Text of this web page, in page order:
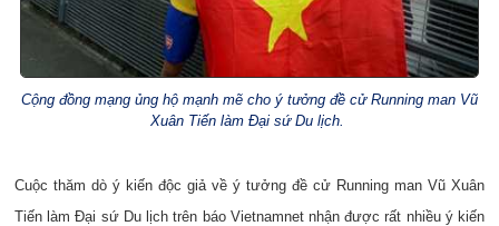
Cộng đồng mạng ủng hộ mạnh mẽ cho ý tưởng đề cử Running man Vũ
Xuân Tiến làm Đại sứ Du lịch.
Cuộc thăm dò ý kiến độc giả về ý tưởng đề cử Running man Vũ Xuân
Tiến làm Đại sứ Du lịch trên báo Vietnamnet nhận được rất nhiều ý kiến